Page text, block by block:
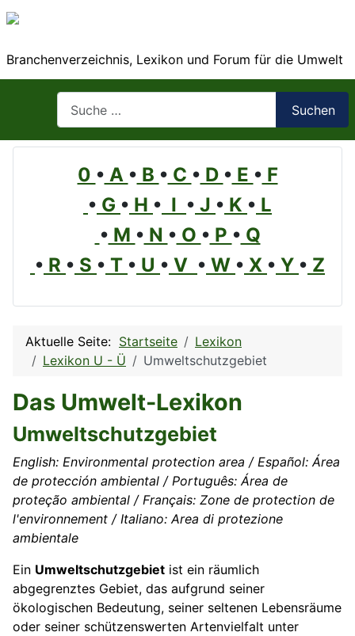
Branchenverzeichnis, Lexikon und Forum für die Umwelt
Suchen
0 • A • B • C • D • E • F
• G • H • I • J • K • L
• M • N • O • P • Q
• R • S • T • U • V • W • X • Y • Z
Aktuelle Seite: Startseite
Lexikon
Lexikon U - Ü
Umweltschutzgebiet
Das Umwelt-Lexikon
Umweltschutzgebiet
English: Environmental protection area / Español: Área
de protección ambiental / Português: Área de
proteção ambiental / Français: Zone de protection de
l'environnement / Italiano: Area di protezione
ambientale
Ein Umweltschutzgebiet ist ein räumlich
abgegrenztes Gebiet, das aufgrund seiner
ökologischen Bedeutung, seiner seltenen Lebensräume
oder seiner schützenswerten Artenvielfalt unter